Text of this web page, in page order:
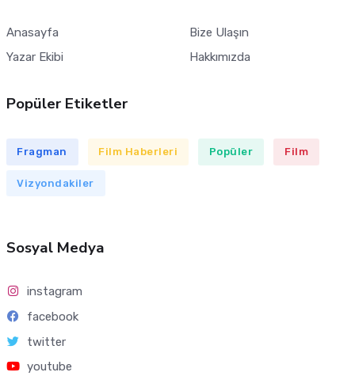
Anasayfa
Yazar Ekibi
Bize Ulaşın
Hakkımızda
Popüler Etiketler
Fragman Film Haberleri Popüler Film
Vizyondakiler
Sosyal Medya
instagram
facebook
twitter
youtube